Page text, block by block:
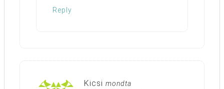
Reply
Kicsi mondta